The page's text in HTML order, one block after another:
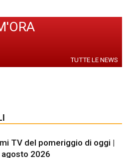
TUTTE LE NEWS
TV del pomeriggio di oggi |
2026